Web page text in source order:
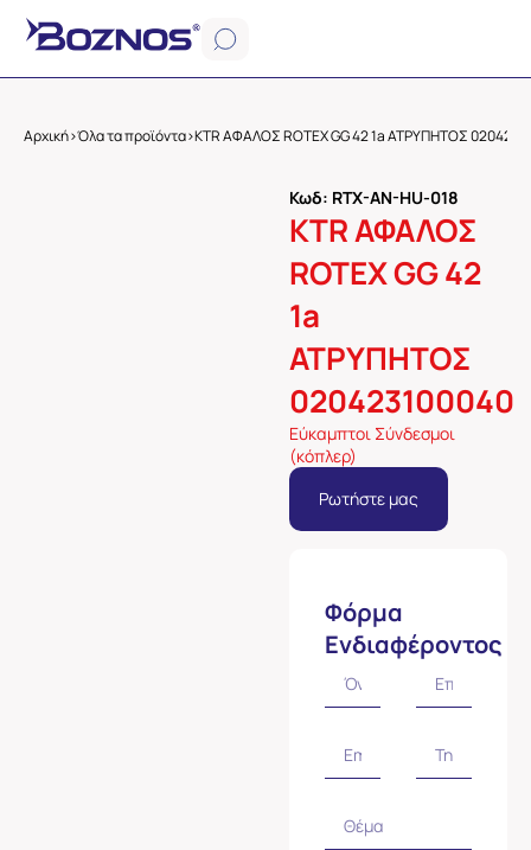
Αρχική>Όλα τα προϊόντα>KTR ΑΦΑΛΟΣ ROTEX GG 42 1a ΑΤΡΥΠΗΤΟΣ
Κωδ: RTX-AN-HU-018
KTR ΑΦΑΛΟΣ
ROTEX GG 42
1a
ΑΤΡΥΠΗΤΟΣ
020423100040
Εύκαμπτοι Σύνδεσμοι
(κόπλερ)
Ρωτήστε μας
Φόρμα
Ενδιαφέροντος